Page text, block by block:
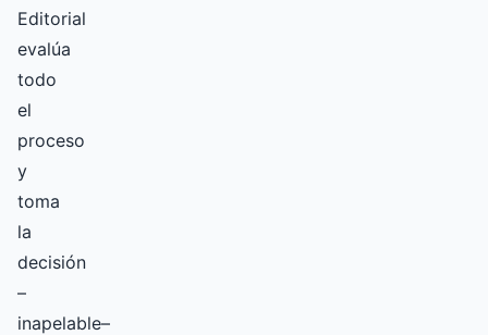
Editorial
evalúa
todo
el
proceso
y
toma
la
decisión
–
inapelable–